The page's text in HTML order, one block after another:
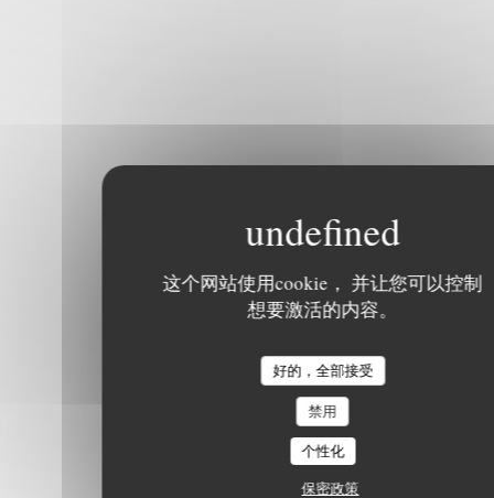
这个网站使用cookie， 并让您可以控制
想要激活的内容。
好的，全部接受
禁用
个性化
保密政策